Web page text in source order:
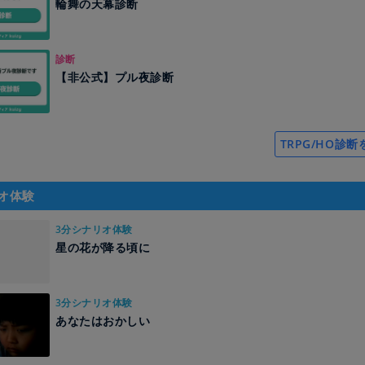
輪舞の天幕診断
診断
【非公式】プル夜診断
TRPG/HO診断
体験
3分シナリオ体験
星の花が降る頃に
3分シナリオ体験
あなたはおかしい